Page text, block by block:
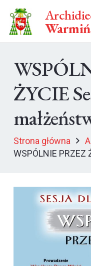
ŻYCIE
Strona główna
WSPÓLNIE